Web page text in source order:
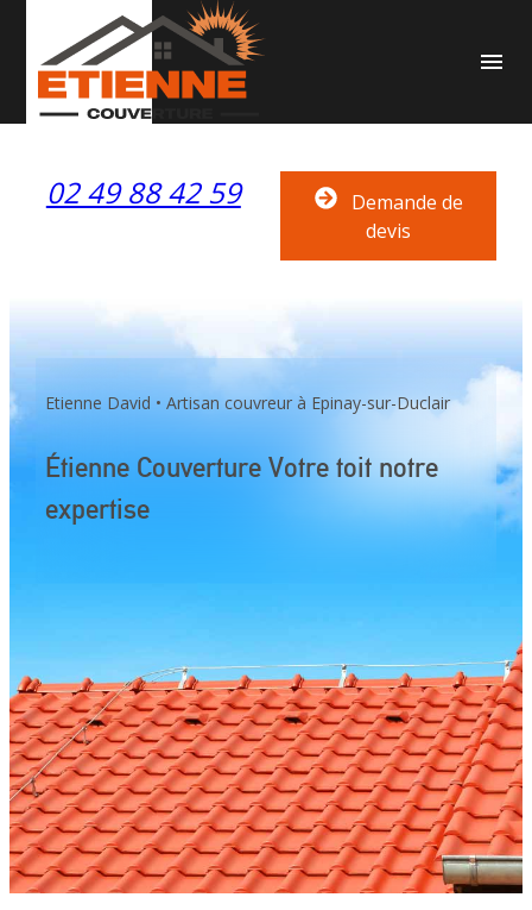
menu
02 49 88 42 59
Demande de
devis
Etienne David • Artisan couvreur à Epinay-sur-Duclair
Étienne Couverture Votre toit notre
expertise
Panneau de gestion des cookies